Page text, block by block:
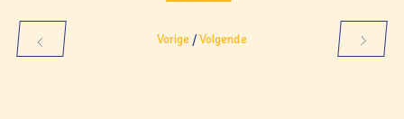
Vorige / Volgende